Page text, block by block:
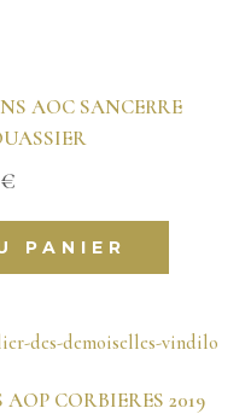
AOC SANCERRE
€
PANIER
CORBIERES 2019